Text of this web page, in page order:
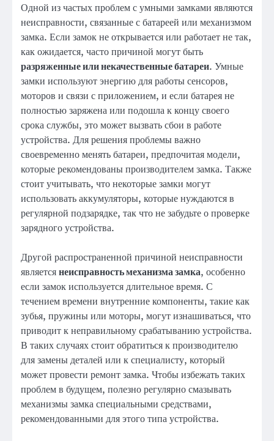
Одной из частых проблем с умными замками являются
неисправности, связанные с батареей или механизмом
замка. Если замок не открывается или работает не так,
как ожидается, часто причиной могут быть
разряженные или некачественные батареи. Умные
замки используют энергию для работы сенсоров,
моторов и связи с приложением, и если батарея не
полностью заряжена или подошла к концу своего
срока службы, это может вызвать сбои в работе
устройства. Для решения проблемы важно
своевременно менять батареи, предпочитая модели,
которые рекомендованы производителем замка. Также
стоит учитывать, что некоторые замки могут
использовать аккумуляторы, которые нуждаются в
регулярной подзарядке, так что не забудьте о проверке
зарядного устройства.
Другой распространенной причиной неисправности
являетсянеисправность механизма замка, особенно
если замок используется длительное время. С
течением времени внутренние компоненты, такие как
зубья, пружины или моторы, могут изнашиваться, что
приводит к неправильному срабатыванию устройства.
В таких случаях стоит обратиться к производителю
для замены деталей или к специалисту, который
может провести ремонт замка. Чтобы избежать таких
проблем в будущем, полезно регулярно смазывать
механизмы замка специальными средствами,
рекомендованными для этого типа устройства.